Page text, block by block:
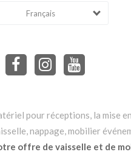
Français
pour réceptions, la mise
nappage, mobilier
offre de vaisselle et de